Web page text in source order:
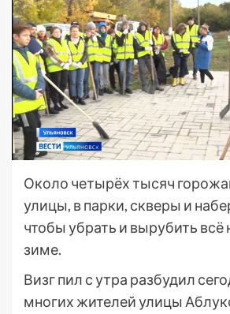
Около четырёх тысяч
улицы, в парки, скверы и
чтобы убрать и вырубить всё
зиме.
Визг пил с утра разбудил
многих жителей улицы